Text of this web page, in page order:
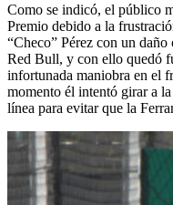
Como se indicó, el público
Premio debido a la
“Checo” Pérez con un
Red Bull, y con ello quedó
infortunada maniobra en el
momento él intentó girar a
línea para evitar que la